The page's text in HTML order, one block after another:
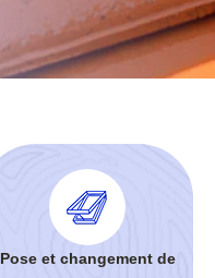
Pose et changement de